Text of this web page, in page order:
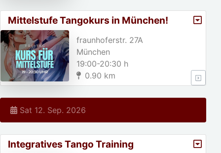
Mittelstufe Tangokurs in München!
fraunhoferstr. 27A
München
19:00-20:30 h
0.90 km
Sat 12. Sep. 2026
Integratives Tango Training